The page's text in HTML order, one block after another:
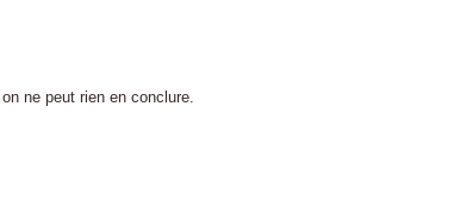
ne peut rien en conclure.